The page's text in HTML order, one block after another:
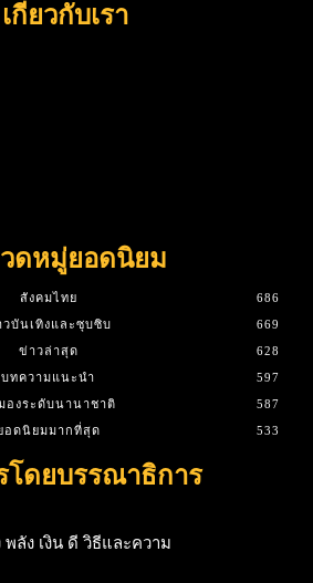
เกี่ยวกับเรา
ดหมู่ยอดนิยม
สังคมไทย
686
วบันเทิงและซุบซิบ
669
ข่าวล่าสุด
628
บทความแนะนำ
597
องระดับนานาชาติ
587
อดนิยมมากที่สุด
533
โดยบรรณาธิการ
พลัง เงิน ดี วิธีและความ